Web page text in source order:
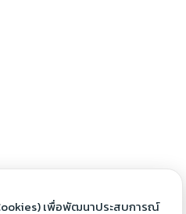
เพื่อพัฒนาประสบการณ์